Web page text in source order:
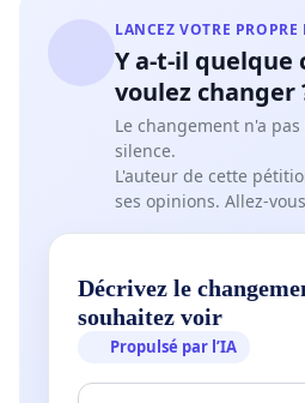
LANCEZ VOTRE
Y a-t-il quelque
voulez changer
Le changement n'a
silence.
L'auteur de cette
ses opinions. Allez-
Décrivez le
souhaitez voir
Propulsé par l’IA